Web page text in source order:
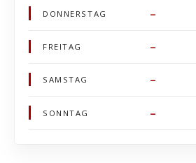
DONNERSTAG –
FREITAG –
SAMSTAG –
SONNTAG –